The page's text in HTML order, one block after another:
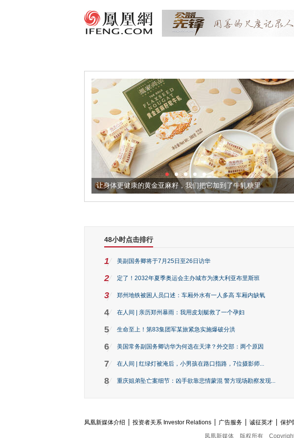
让身体更健康的黄金亚麻籽，我们把它加到了牛轧糖里
48小时点击排行
1 美副国务卿将于7月25日至26日访华
2 定了！2032年夏季奥运会主办城市为澳大利亚布里斯班
3 郑州地铁被困人员口述：车厢外水有一人多高 车厢内缺氧
4 在人间 | 亲历郑州暴雨：我用皮划艇救了一个孕妇
5 生命至上！第83集团军某旅紧急实施爆破分洪
6 美国常务副国务卿访华为何选在天津？外交部：两个原因
7 在人间 | 红绿灯被淹后，小男孩在路口指路，7位摄影师...
8 重庆姐弟坠亡案细节：凶手欲靠悲情蒙混 警方现场勘察发现...
凤凰新媒体介绍 投资者关系 Investor Relations 广告服务 诚征英才 保护
凤凰新媒体
版权所有